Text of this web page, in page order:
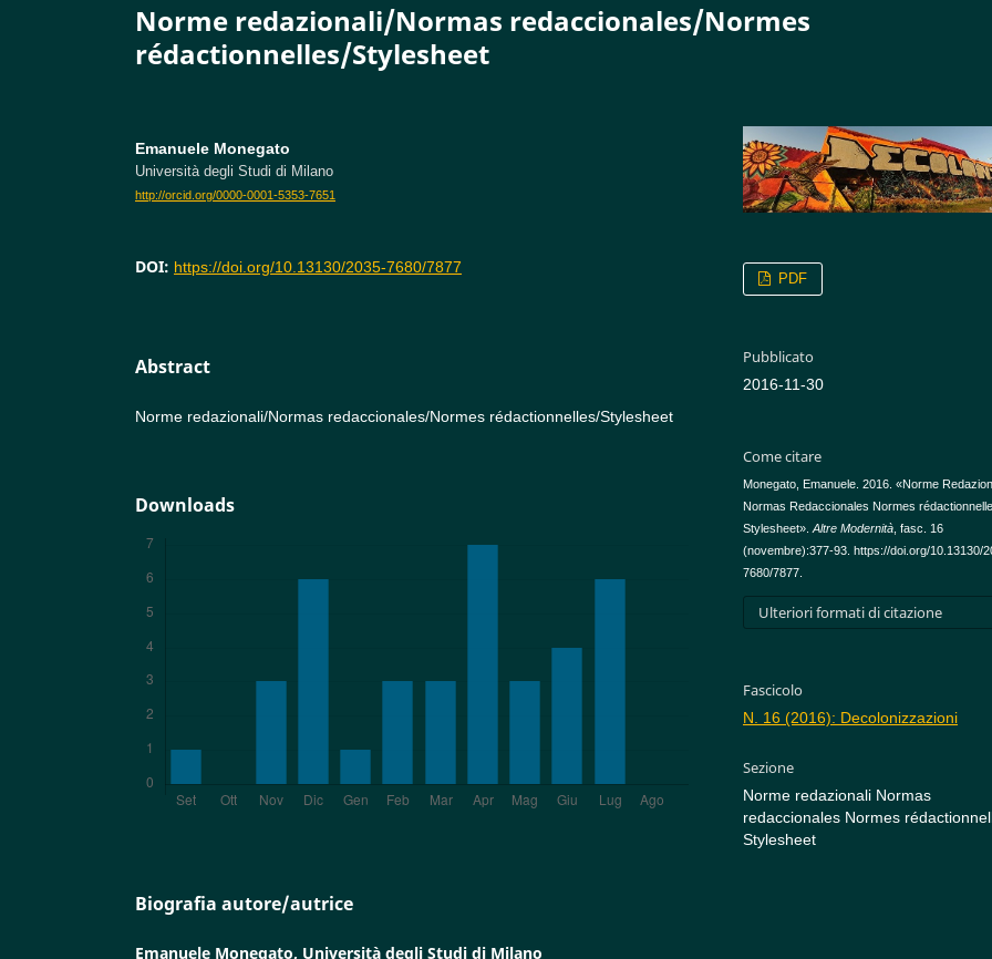
Norme redazionali/Normas redaccionales/Normes
rédactionnelles/Stylesheet
Emanuele Monegato
Università degli Studi di Milano
http://orcid.org/0000-0001-5353-7651
DOI: https://doi.org/10.13130/2035-7680/7877
Abstract
Norme redazionali/Normas redaccionales/Normes rédactionnelles/Stylesheet
Downloads
Biografia autore/autrice
Emanuele Monegato, Università degli Studi di Milano
PDF
Pubblicato
2016-11-30
Come citare
Monegato, Emanuele. 2016. «Norme
Normas Redaccionales Normes
Stylesheet».Altre Modernità, fasc. 16
(novembre):377-93. https://doi.org/10.13130/
7680/7877.
Ulteriori formati di citazione
Fascicolo
N. 16 (2016): Decolonizzazioni
Sezione
Norme redazionali Normas
redaccionales Normes
Stylesheet